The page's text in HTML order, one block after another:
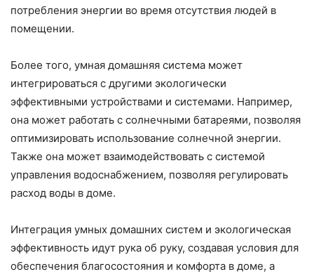
потребления энергии во время отсутствия людей в
помещении.
Более того, умная домашняя система может
интегрироваться с другими экологически
эффективными устройствами и системами. Например,
она может работать с солнечными батареями, позволяя
оптимизировать использование солнечной энергии.
Также она может взаимодействовать с системой
управления водоснабжением, позволяя регулировать
расход воды в доме.
Интеграция умных домашних систем и экологическая
эффективность идут рука об руку, создавая условия для
обеспечения благосостояния и комфорта в доме, а